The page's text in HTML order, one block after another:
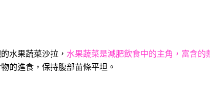
水果蔬菜沙拉， 水果蔬菜是減肥飲食中的主角，富含的
的進食，保持腹部苗條平坦。